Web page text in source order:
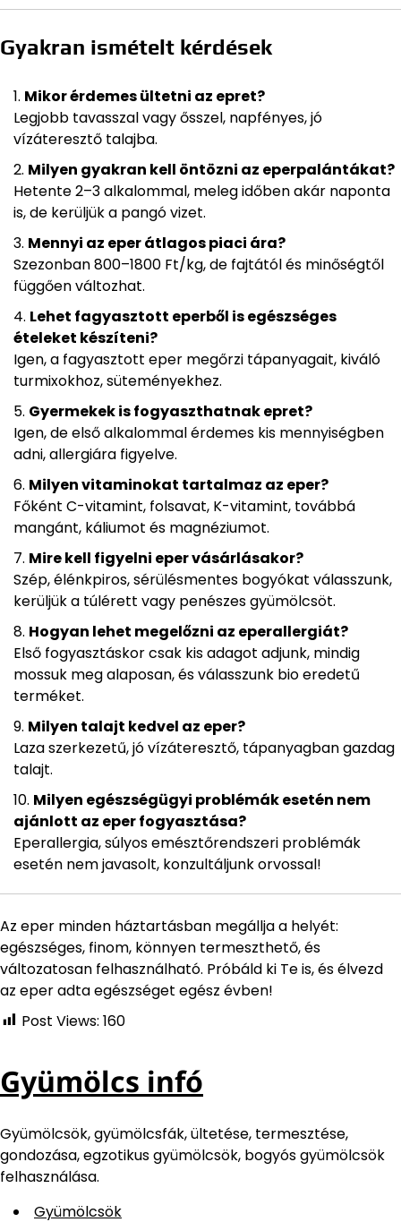
Gyakran ismételt kérdések
Mikor érdemes ültetni az epret?
Legjobb tavasszal vagy ősszel, napfényes, jó
vízáteresztő talajba.
Milyen gyakran kell öntözni az eperpalántákat?
Hetente 2–3 alkalommal, meleg időben akár naponta
is, de kerüljük a pangó vizet.
Mennyi az eper átlagos piaci ára?
Szezonban 800–1800 Ft/kg, de fajtától és minőségtől
függően változhat.
Lehet fagyasztott eperből is egészséges
ételeket készíteni?
Igen, a fagyasztott eper megőrzi tápanyagait, kiváló
turmixokhoz, süteményekhez.
Gyermekek is fogyaszthatnak epret?
Igen, de első alkalommal érdemes kis mennyiségben
adni, allergiára figyelve.
Milyen vitaminokat tartalmaz az eper?
Főként C-vitamint, folsavat, K-vitamint, továbbá
mangánt, káliumot és magnéziumot.
Mire kell figyelni eper vásárlásakor?
Szép, élénkpiros, sérülésmentes bogyókat válasszunk,
kerüljük a túlérett vagy penészes gyümölcsöt.
Hogyan lehet megelőzni az eperallergiát?
Első fogyasztáskor csak kis adagot adjunk, mindig
mossuk meg alaposan, és válasszunk bio eredetű
terméket.
Milyen talajt kedvel az eper?
Laza szerkezetű, jó vízáteresztő, tápanyagban gazdag
talajt.
Milyen egészségügyi problémák esetén nem
ajánlott az eper fogyasztása?
Eperallergia, súlyos emésztőrendszeri problémák
esetén nem javasolt, konzultáljunk orvossal!
Az eper minden háztartásban megállja a helyét:
egészséges, finom, könnyen termeszthető, és
változatosan felhasználható. Próbáld ki Te is, és élvezd
az eper adta egészséget egész évben!
Post Views: 160
Gyümölcs infó
Gyümölcsök, gyümölcsfák, ültetése, termesztése,
gondozása, egzotikus gyümölcsök, bogyós gyümölcsök
felhasználása.
Gyümölcsök